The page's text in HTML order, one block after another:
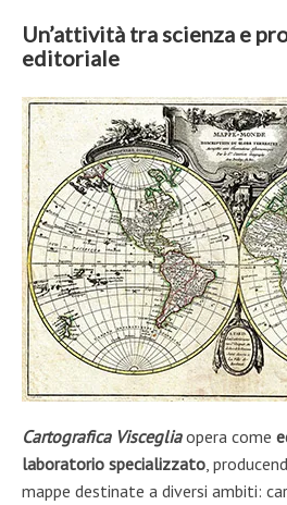
Un’attività tra scienza e
editoriale
Cartografica Viscegliaopera come
laboratorio specializzato ,
mappe destinate a diversi ambiti: